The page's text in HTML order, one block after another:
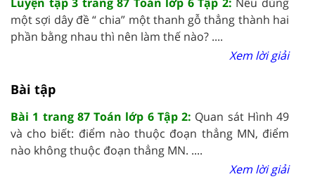
một sợi dây đề “ chia” một thanh gỗ thẳng thành hai
phần bằng nhau thì nên làm thế nào? ....
Xem lời giải
Bài tập
Bài 1 trang 87 Toán lớp 6 Tập 2: Quan sát Hình 49
và cho biết: điểm nào thuộc đoạn thẳng MN, điểm
nào không thuộc đoạn thẳng MN. ....
Xem lời giải